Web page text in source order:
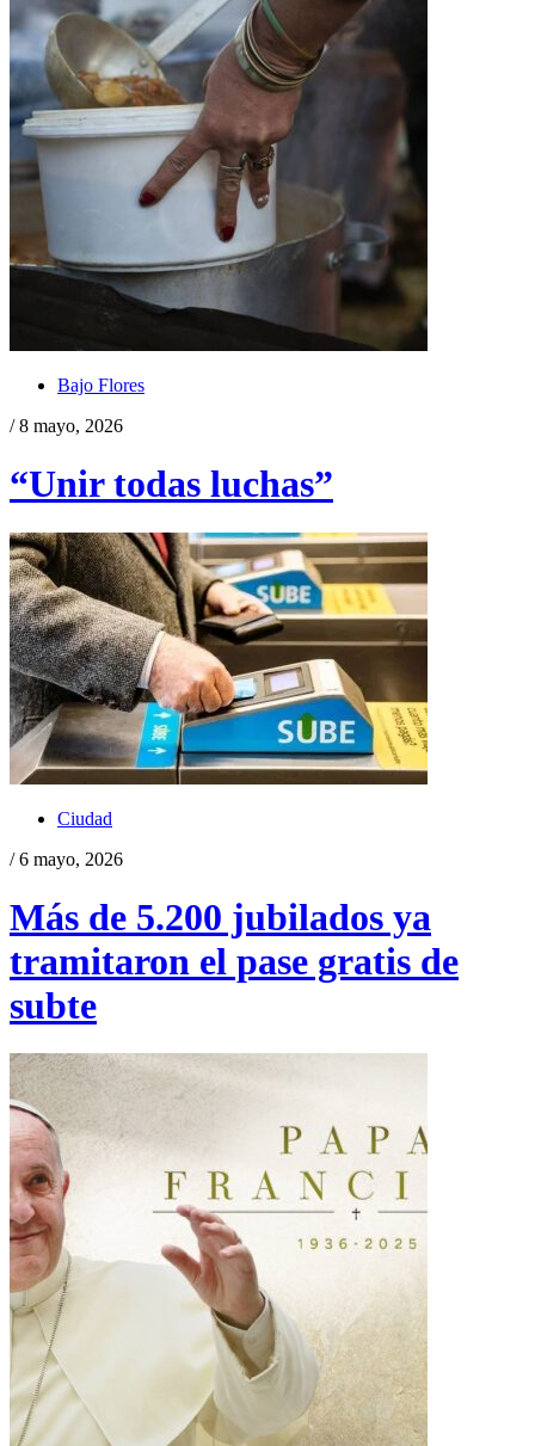
Bajo Flores
/ 8 mayo, 2026
“Unir todas luchas”
Ciudad
/ 6 mayo, 2026
Más de 5.200 jubilados ya
tramitaron el pase gratis de
subte